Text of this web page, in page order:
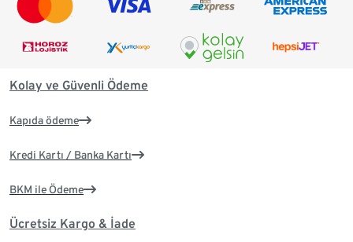
Kolay ve Güvenli Ödeme
Kapıda ödeme
Kredi Kartı / Banka Kartı
BKM ile Ödeme
Ücretsiz Kargo & İade